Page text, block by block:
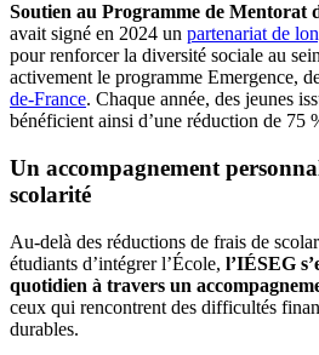
Soutien au Programme de Mentorat
avait signé en 2024 un partenariat de
pour renforcer la diversité sociale au
activement le programme Emergence,
de-France. Chaque année, des jeunes
bénéficient ainsi d’une réduction de 75
Un accompagnement
scolarité
Au-delà des réductions de frais de
étudiants d’intégrer l’École, l’IÉSEG
quotidien à travers un
ceux qui rencontrent des difficultés
durables.